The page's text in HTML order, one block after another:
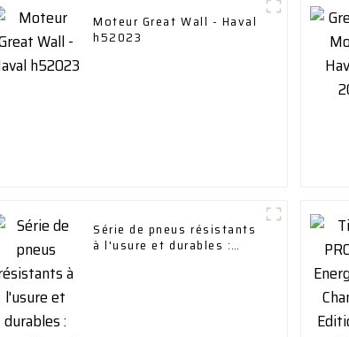
Moteur Great Wall - Haval
h52023
Série de pneus résistants
à l'usure et durables :